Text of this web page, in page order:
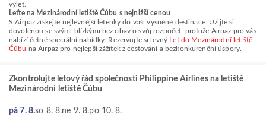
výlet.
Leťte na Mezinárodní letiště Čúbu s nejnižší cenou
S Airpaz získejte nejlevnější letenky do vaší vysněné destinace. Užijte si
dovolenou se svými blízkými bez obav o svůj rozpočet, protože Airpaz pro vás
nabízí četné speciální nabídky. Rezervujte si levný Let do Mezinárodní letiště
Čúbu na Airpaz pro nejlepší zážitek z cestování a bezkonkurenční úspory.
Zkontrolujte letový řád společnosti Philippine Airlines na letiště
Mezinárodní letiště Čúbu
pá 7. 8.so 8. 8.ne 9. 8.po 10. 8.